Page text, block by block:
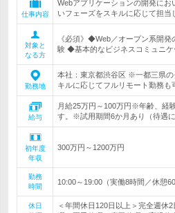
仕事内容
Webアプリケーションの開発に
いフェーズをスキルに応じて担当
対象と
なる方
《必須》◆Web／オープン系開
験 ◆基本的なビジネスコミュニ
勤務地
本社：東京都渋谷区 ※一都三県
キルに応じてフルリモート勤務も
給与
月給25万円～100万円※年齢、経
す。※試用期間6か月あり（待遇に
初年度
年収
300万円～1200万円
勤務
時間
10:00～19:00（実働8時間／休憩
休日
＜年間休日120日以上＞完全週休